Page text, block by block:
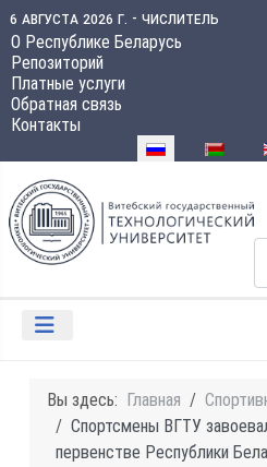
6 августа 2026 г. - числитель
О Республике Беларусь
Репозиторий
Платные услуги
Обратная связь
Контакты
Выберите язык
Вы здесь: Главная
Спортсмены ВГТУ
первенстве Республики